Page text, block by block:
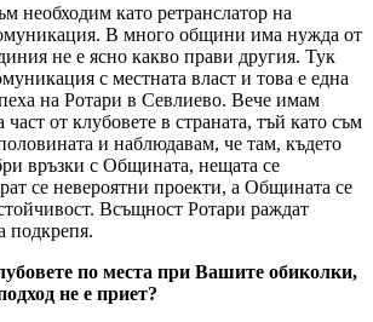
необходим като ретранслатор на
В много общини има нужда от
не е ясно какво прави другия. Тук
с местната власт и това е една
на Ротари в Севлиево. Вече имам
част от клубовете в страната, тъй като съм
и наблюдавам, че там, където
връзки с Общината, нещата се
се невероятни проекти, а Общината се
Всъщност Ротари раждат
подкрепя.
по места при Вашите обиколки,
не е приет?